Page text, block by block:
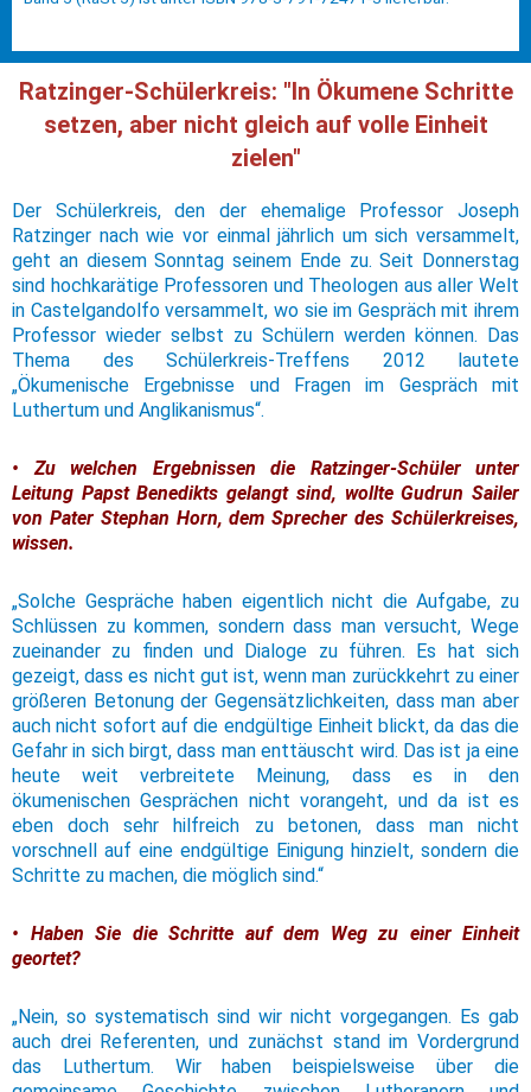
Ratzinger-Schülerkreis: "In Ökumene Schritte
setzen, aber nicht gleich auf volle Einheit
zielen"
Der Schülerkreis, den der ehemalige Professor Joseph
Ratzinger nach wie vor einmal jährlich um sich versammelt,
geht an diesem Sonntag seinem Ende zu. Seit Donnerstag
sind hochkarätige Professoren und Theologen aus aller Welt
in Castelgandolfo versammelt, wo sie im Gespräch mit ihrem
Professor wieder selbst zu Schülern werden können. Das
Thema des Schülerkreis-Treffens 2012 lautete
„Ökumenische Ergebnisse und Fragen im Gespräch mit
Luthertum und Anglikanismus“.
• Zu welchen Ergebnissen die Ratzinger-Schüler unter
Leitung Papst Benedikts gelangt sind, wollte Gudrun Sailer
von Pater Stephan Horn, dem Sprecher des Schülerkreises,
wissen.
„Solche Gespräche haben eigentlich nicht die Aufgabe, zu
Schlüssen zu kommen, sondern dass man versucht, Wege
zueinander zu finden und Dialoge zu führen. Es hat sich
gezeigt, dass es nicht gut ist, wenn man zurückkehrt zu einer
größeren Betonung der Gegensätzlichkeiten, dass man aber
auch nicht sofort auf die endgültige Einheit blickt, da das die
Gefahr in sich birgt, dass man enttäuscht wird. Das ist ja eine
heute weit verbreitete Meinung, dass es in den
ökumenischen Gesprächen nicht vorangeht, und da ist es
eben doch sehr hilfreich zu betonen, dass man nicht
vorschnell auf eine endgültige Einigung hinzielt, sondern die
Schritte zu machen, die möglich sind.“
• Haben Sie die Schritte auf dem Weg zu einer Einheit
geortet?
„Nein, so systematisch sind wir nicht vorgegangen. Es gab
auch drei Referenten, und zunächst stand im Vordergrund
das Luthertum. Wir haben beispielsweise über die